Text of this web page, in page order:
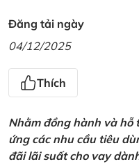
Đăng tải ngày
04/12/2025
Thích
Nhằm đồng hành và
ứng các nhu cầu tiêu
đãi lãi suất cho vay